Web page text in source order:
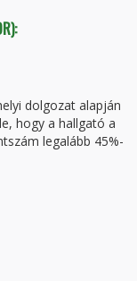
dolgozat alapján
hogy a hallgató a
legalább 45%-